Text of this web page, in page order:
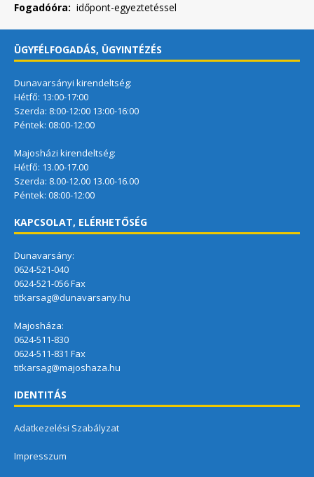
Fogadóóra: időpont-egyeztetéssel
ÜGYFÉLFOGADÁS, ÜGYINTÉZÉS
Dunavarsányi kirendeltség:
Hétfő: 13:00-17:00
Szerda: 8:00-12:00 13:00-16:00
Péntek: 08:00-12:00
Majosházi kirendeltség:
Hétfő: 13.00-17.00
Szerda: 8.00-12.00 13.00-16.00
Péntek: 08:00-12:00
KAPCSOLAT, ELÉRHETŐSÉG
Dunavarsány:
0624-521-040
0624-521-056 Fax
titkarsag@dunavarsany.hu
Majosháza:
0624-511-830
0624-511-831 Fax
titkarsag@majoshaza.hu
IDENTITÁS
Adatkezelési Szabályzat
Impresszum